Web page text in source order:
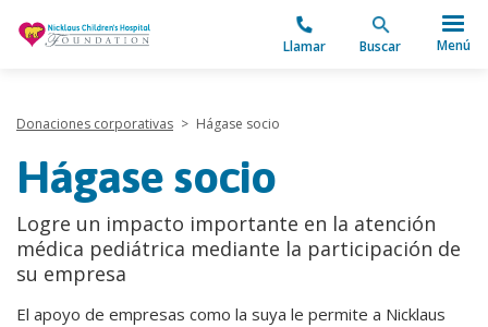
Llamar Buscar Menú
Donaciones corporativas > Hágase socio
Hágase socio
Logre un impacto importante en la atención
médica pediátrica mediante la participación de
su empresa
El apoyo de empresas como la suya le permite a Nicklaus